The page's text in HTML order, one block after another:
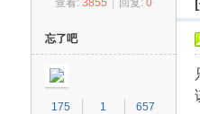
› ›
查看: 3855 回复: 0
忘了吧
175
1
657